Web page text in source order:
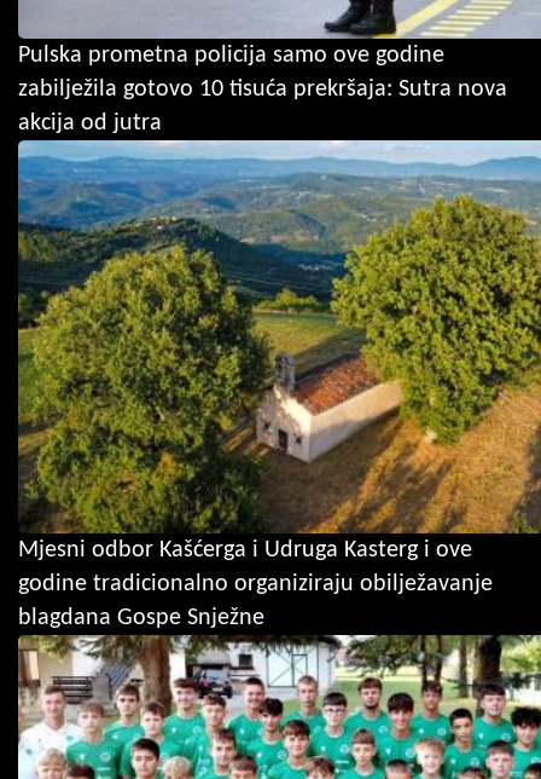
Pulska prometna policija samo ove godine
zabilježila gotovo 10 tisuća prekršaja: Sutra nova
akcija od jutra
Mjesni odbor Kašćerga i Udruga Kasterg i ove
godine tradicionalno organiziraju obilježavanje
blagdana Gospe Snježne